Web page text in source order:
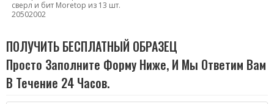
сверл и бит Moretop из 13 шт.
20502002
ПОЛУЧИТЬ БЕСПЛАТНЫЙ ОБРАЗЕЦ
Просто Заполните Форму Ниже, И Мы Ответим Вам
В Течение 24 Часов.